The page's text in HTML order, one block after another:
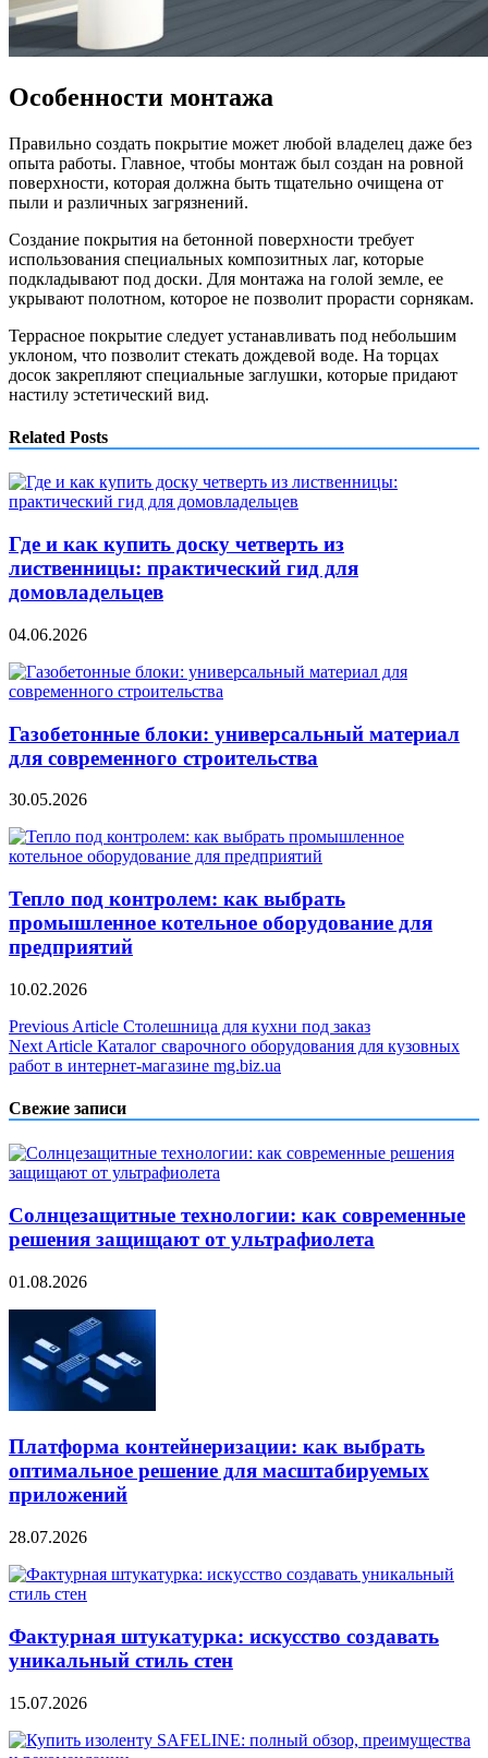
Особенности монтажа
Правильно создать покрытие может любой владелец даже без
опыта работы. Главное, чтобы монтаж был создан на ровной
поверхности, которая должна быть тщательно очищена от
пыли и различных загрязнений.
Создание покрытия на бетонной поверхности требует
использования специальных композитных лаг, которые
подкладывают под доски. Для монтажа на голой земле, ее
укрывают полотном, которое не позволит прорасти сорнякам.
Террасное покрытие следует устанавливать под небольшим
уклоном, что позволит стекать дождевой воде. На торцах
досок закрепляют специальные заглушки, которые придают
настилу эстетический вид.
Related Posts
Где и как купить доску четверть из
лиственницы: практический гид для
домовладельцев
04.06.2026
Газобетонные блоки: универсальный материал
для современного строительства
30.05.2026
Тепло под контролем: как выбрать
промышленное котельное оборудование для
предприятий
10.02.2026
Навигация
по
Previous Article Столешница для кухни под заказ
Next Article Каталог сварочного оборудования для кузовных
работ в интернет-магазине mg.biz.ua
Свежие записи
Солнцезащитные технологии: как современные
решения защищают от ультрафиолета
01.08.2026
Платформа контейнеризации: как выбрать
оптимальное решение для масштабируемых
приложений
28.07.2026
Фактурная штукатурка: искусство создавать
уникальный стиль стен
15.07.2026